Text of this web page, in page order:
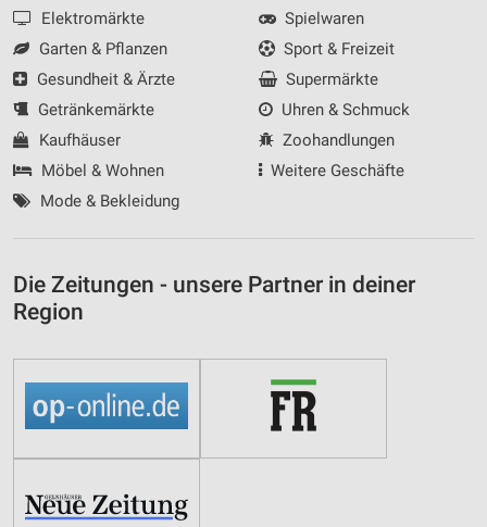
Elektromärkte
Garten & Pflanzen
Gesundheit & Ärzte
Getränkemärkte
Kaufhäuser
Möbel & Wohnen
Mode & Bekleidung
Spielwaren
Sport & Freizeit
Supermärkte
Uhren & Schmuck
Zoohandlungen
Weitere Geschäfte
Die Zeitungen - unsere Partner in deiner
Region